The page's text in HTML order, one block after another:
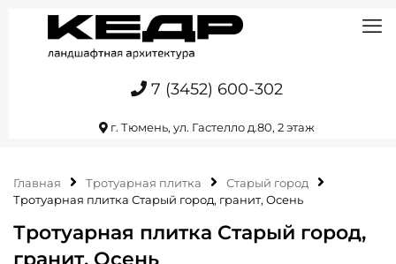
7 (3452) 600-302
г. Тюмень, ул. Гастелло д.80, 2 этаж
Главная Тротуарная плитка
Старый город
Тротуарная плитка Старый город, гранит, Осень
Тротуарная плитка Старый город,
гранит, Осень